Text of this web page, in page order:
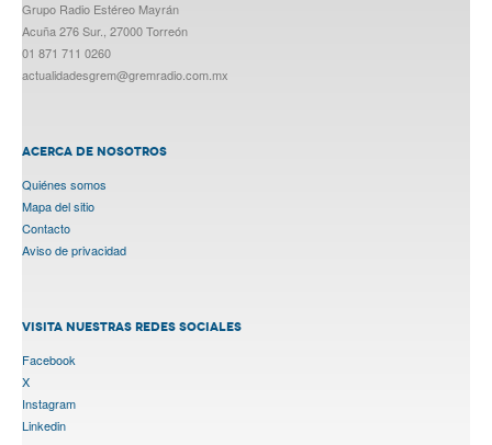
Grupo Radio Estéreo Mayrán
Acuña 276 Sur., 27000 Torreón
01 871 711 0260
actualidadesgrem@gremradio.com.mx
ACERCA DE NOSOTROS
Quiénes somos
Mapa del sitio
Contacto
Aviso de privacidad
VISITA NUESTRAS REDES SOCIALES
Facebook
X
Instagram
Linkedin